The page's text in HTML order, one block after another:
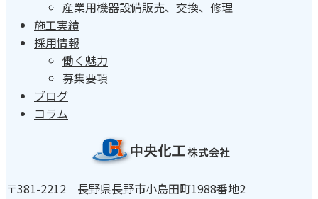
産業用機器設備販売、交換、修理
施工実績
採用情報
働く魅力
募集要項
ブログ
コラム
〒381-2212 長野県長野市小島田町1988番地2